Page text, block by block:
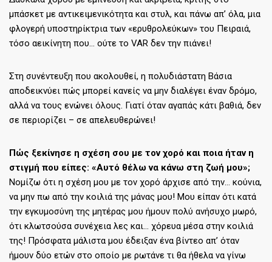
μπάσκετ με αντικειμενικότητα και στυλ, και πάνω απ’ όλα, μια
φλογερή υποστηρίκτρια των «ερυθρολεύκων» του Πειραιά,
τόσο αεικίνητη που… ούτε το VAR δεν την πιάνει!
Στη συνέντευξη που ακολουθεί, η πολυδιάστατη Βάσια
αποδεικνύει πώς μπορεί κανείς να μην διαλέγει έναν δρόμο,
αλλά να τους ενώνει όλους. Γιατί όταν αγαπάς κάτι βαθιά, δεν
σε περιορίζει – σε απελευθερώνει!
Πώς ξεκίνησε η σχέση σου με τον χορό και ποια ήταν η
στιγμή που είπες: «Αυτό θέλω να κάνω στη ζωή μου»;
Νομίζω ότι η σχέση μου με τον χορό άρχισε από την… κούνια,
να μην πω από την κοιλιά της μάνας μου! Μου είπαν ότι κατά
την εγκυμοσύνη της μητέρας μου ήμουν πολύ ανήσυχο μωρό,
ότι κλωτσούσα συνέχεια λες και… χόρευα μέσα στην κοιλιά
της! Πρόσφατα μάλιστα μου έδειξαν ένα βίντεο απ’ όταν
ήμουν δύο ετών στο οποίο με ρωτάνε τι θα ήθελα να γίνω